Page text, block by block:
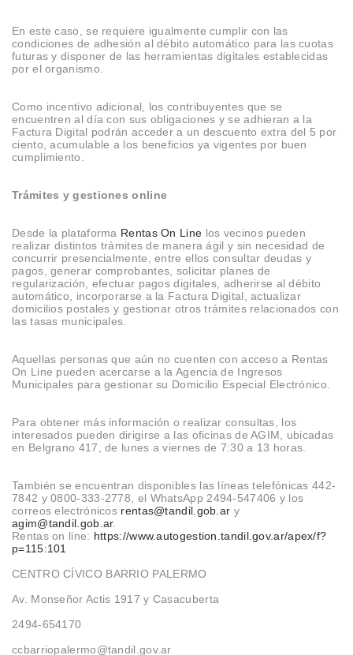
En este caso, se requiere igualmente cumplir con las
condiciones de adhesión al débito automático para las cuotas
futuras y disponer de las herramientas digitales establecidas
por el organismo.
Como incentivo adicional, los contribuyentes que se
encuentren al día con sus obligaciones y se adhieran a la
Factura Digital podrán acceder a un descuento extra del 5 por
ciento, acumulable a los beneficios ya vigentes por buen
cumplimiento.
Trámites y gestiones online
Desde la plataforma Rentas On Line los vecinos pueden
realizar distintos trámites de manera ágil y sin necesidad de
concurrir presencialmente, entre ellos consultar deudas y
pagos, generar comprobantes, solicitar planes de
regularización, efectuar pagos digitales, adherirse al débito
automático, incorporarse a la Factura Digital, actualizar
domicilios postales y gestionar otros trámites relacionados con
las tasas municipales.
Aquellas personas que aún no cuenten con acceso a Rentas
On Line pueden acercarse a la Agencia de Ingresos
Municipales para gestionar su Domicilio Especial Electrónico.
Para obtener más información o realizar consultas, los
interesados pueden dirigirse a las oficinas de AGIM, ubicadas
en Belgrano 417, de lunes a viernes de 7:30 a 13 horas.
También se encuentran disponibles las líneas telefónicas 442-
7842 y 0800-333-2778, el WhatsApp 2494-547406 y los
correos electrónicos rentas@tandil.gob.ar y
agim@tandil.gob.ar.
Rentas on line: https://www.autogestion.tandil.gov.ar/apex/f?
p=115:101
CENTRO CÍVICO BARRIO PALERMO
Av. Monseñor Actis 1917 y Casacuberta
2494-654170
ccbarriopalermo@tandil.gov.ar